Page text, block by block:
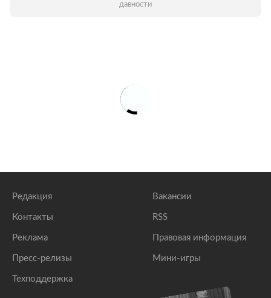
давности
Редакция
Контакты
Реклама
Пресс-релизы
Техподдержка
Вакансии
RSS
Правовая информация
Мини-игры